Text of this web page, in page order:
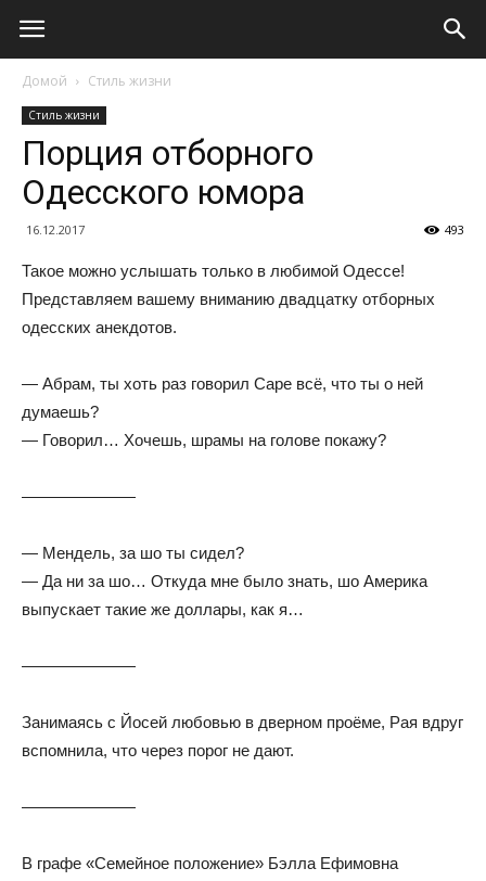
Домой Стиль жизни
Стиль жизни
Порция отборного
Одесского юмора
16.12.2017 493
Такое можно услышать только в любимой Одессе!
Представляем вашему вниманию двадцатку отборных
одесских анекдотов.
— Абрам, ты хоть раз говорил Саре всё, что ты о ней
думаешь?
— Говорил… Хочешь, шрамы на голове покажу?
———————
— Мендель, за шо ты сидел?
— Да ни за шо… Откуда мне было знать, шо Америка
выпускает такие же доллары, как я…
———————
Занимаясь с Йосей любовью в дверном проёме, Рая вдруг
вспомнила, что через порог не дают.
———————
В графе «Семейное положение» Бэлла Ефимовна